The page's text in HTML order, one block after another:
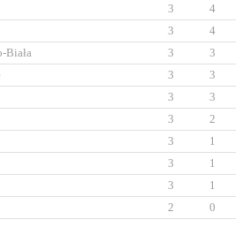
3
4
3
4
Biała 3
3
3
3
3
3
3
2
3
1
3
1
3
1
2 0